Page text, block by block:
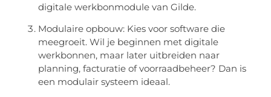
digitale werkbonmodule van Gilde.
Modulaire opbouw: Kies voor software die
meegroeit. Wil je beginnen met digitale
werkbonnen, maar later uitbreiden naar
planning, facturatie of voorraadbeheer? Dan is
een modulair systeem ideaal.